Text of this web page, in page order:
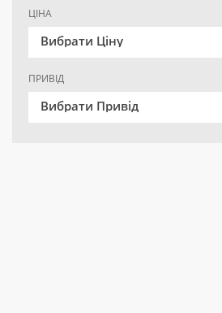
ЦІНА
Вибрати Ціну
ПРИВІД
Вибрати Привід